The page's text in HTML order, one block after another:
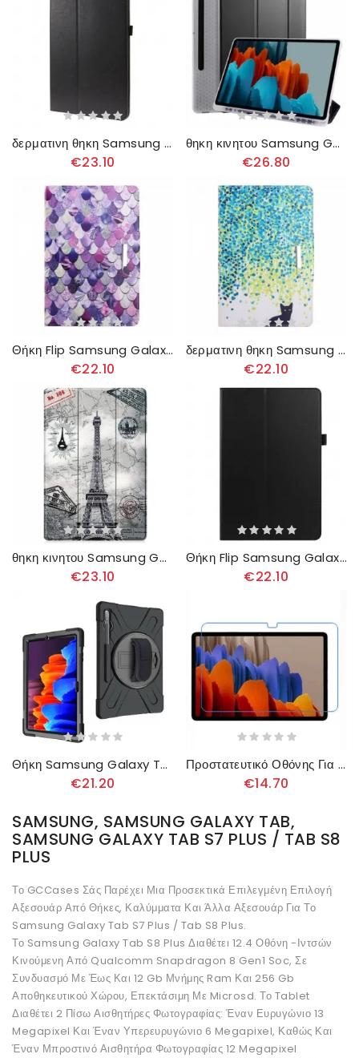
δερματινη θηκη Samsung Galaxy Tab S7 Plus / Tab S8 Plus 2 Πτερύγια Από Συνθετικό Δέρμα
€23.10
θηκη κινητου Samsung Galaxy Tab S7 Plus / Tab S8 Plus Σιλικόνη Και Συνθετικό Δέρμα
€26.80
Θήκη Flip Samsung Galaxy Tab S7 Plus / Tab S8 Plus Μοβ Ζυγαριές
€22.10
δερματινη θηκη Samsung Galaxy Tab S7 Plus / Tab S8 Plus Μαύρη Γάτα
€22.10
θηκη κινητου Samsung Galaxy Tab S7 Plus / Tab S8 Plus Ενισχυμένος Πύργος Του Άιφελ
€23.10
Θήκη Flip Samsung Galaxy Tab S7 Plus / Tab S8 Plus Συνθετικό Δέρμα Lychee
€22.10
Θήκη Samsung Galaxy Tab S7 Plus / Tab S8 Plus Εξαιρετικά Ανθεκτικό
€21.20
Προστατευτικό Οθόνης Για Samsung Galaxy Tab S8 Plus / S7 Plus
€14.70
SAMSUNG, SAMSUNG GALAXY TAB,
SAMSUNG GALAXY TAB S7 PLUS / TAB S8
PLUS
Το GCCases Σάς Παρέχει Μια Προσεκτικά Επιλεγμένη Επιλογή
Αξεσουάρ Από Θήκες, Καλύμματα Και Άλλα Αξεσουάρ Για Το
Samsung Galaxy Tab S7 Plus / Tab S8 Plus.
Το Samsung Galaxy Tab S8 Plus Διαθέτει 12.4 Οθόνη -Ιντσών
Κινούμενη Από Qualcomm Snapdragon 8 Gen1 Soc, Σε
Συνδυασμό Με Έως Και 12 Gb Μνήμης Ram Και 256 Gb
Αποθηκευτικού Χώρου, Επεκτάσιμη Με Microsd. Το Tablet
Διαθέτει 2 Πίσω Αισθητήρες Φωτογραφίας: Έναν Ευρυγώνιο 13
Megapixel Και Έναν Υπερευρυγώνιο 6 Megapixel, Καθώς Και
Έναν Μπροστινό Αισθητήρα Φωτογραφίας 12 Megapixel